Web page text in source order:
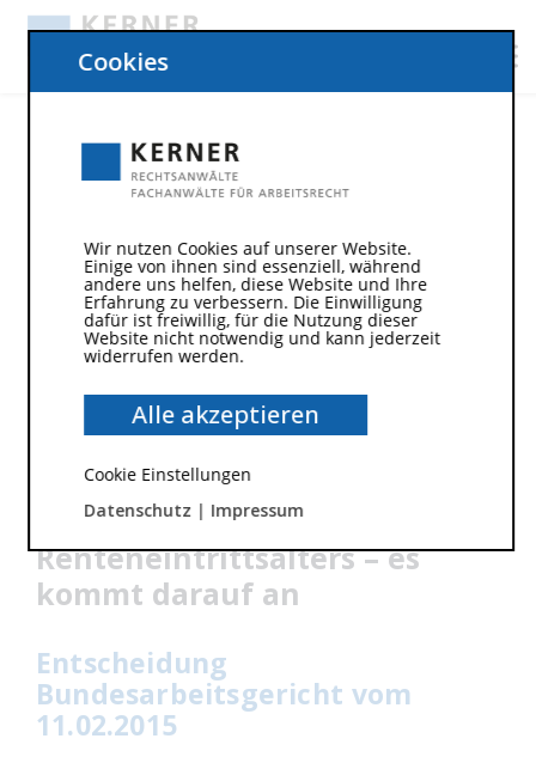
Zulässigkeit der befristeten
Fortsetzung des
Arbeitsverhältnisses nach
Erreichen des
Renteneintrittsalters – es
kommt darauf an
Entscheidung
Bundesarbeitsgericht vom
11.02.2015
Cookies
Wir nutzen Cookies auf unserer Website.
Einige von ihnen sind essenziell, während
andere uns helfen, diese Website und Ihre
Erfahrung zu verbessern. Die Einwilligung
dafür ist freiwillig, für die Nutzung dieser
Website nicht notwendig und kann jederzeit
widerrufen werden.
Alle akzeptieren
Cookie Einstellungen
Datenschutz| Impressum